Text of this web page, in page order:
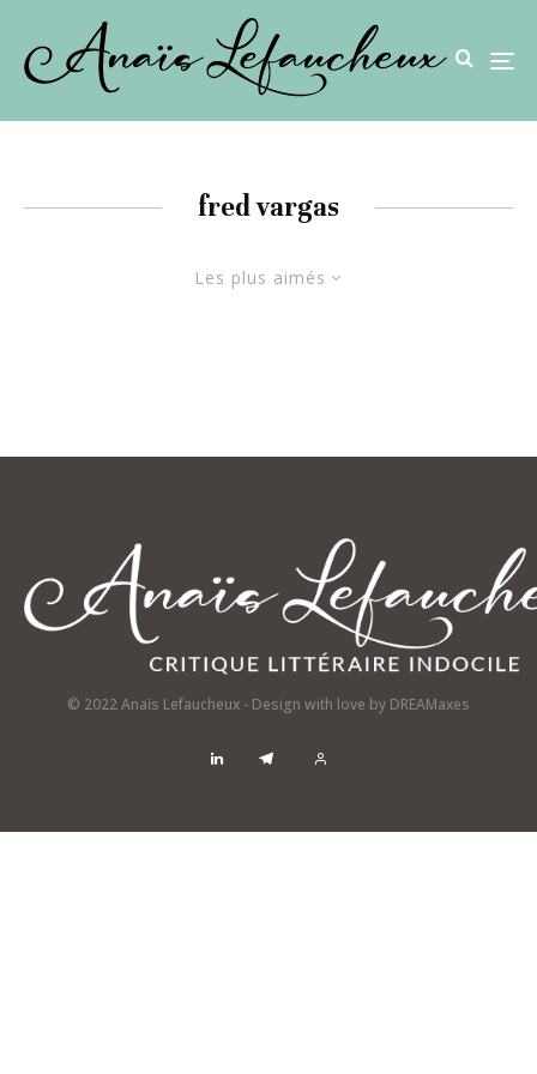
fred vargas
Les plus aimés
© 2022 Anaïs Lefaucheux - Design with love by DREAMaxes